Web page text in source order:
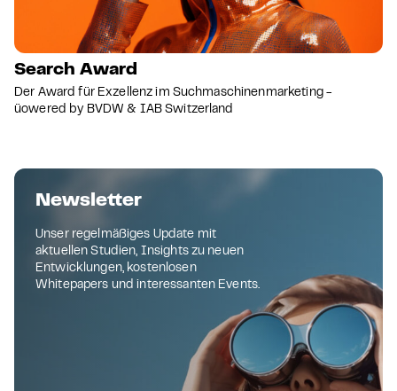
Search Award
Der Award für Exzellenz im Suchmaschinenmarketing -
üowered by BVDW & IAB Switzerland
Newsletter
Unser regelmäßiges Update mit
aktuellen Studien, Insights zu neuen
Entwicklungen, kostenlosen
Whitepapers und interessanten Events.